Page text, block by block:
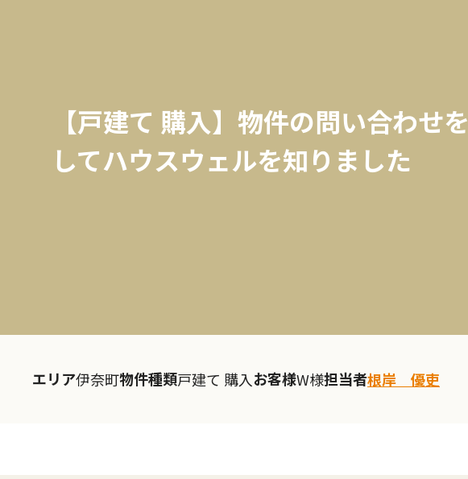
【戸建て 購入】物件の問い合わせを
してハウスウェルを知りました
エリア伊奈町物件種類戸建て 購入お客様W様担当者根岸 優吏